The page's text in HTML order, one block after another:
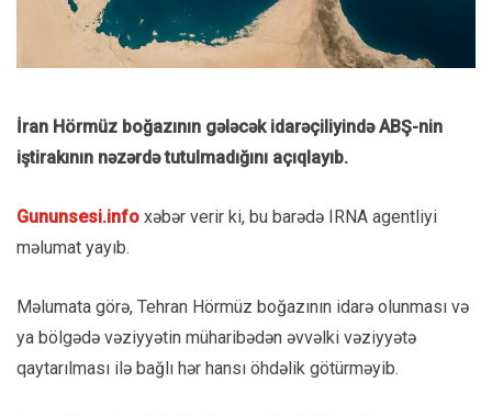
İran Hörmüz boğazının gələcək idarəçiliyində ABŞ-nin
iştirakının nəzərdə tutulmadığını açıqlayıb.
Gununsesi.info xəbər verir ki, bu barədə IRNA agentliyi
məlumat yayıb.
Məlumata görə, Tehran Hörmüz boğazının idarə olunması və
ya bölgədə vəziyyətin müharibədən əvvəlki vəziyyətə
qaytarılması ilə bağlı hər hansı öhdəlik götürməyib.